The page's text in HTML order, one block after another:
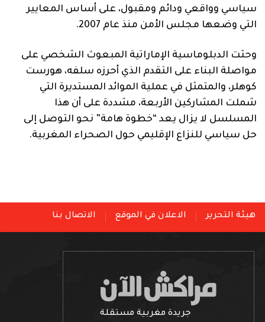
سياسي وواقعي ودائم ومقبول، على أساس المعايير
التي وضعها مجلس الأمن منذ عام 2007.
وحثت الدبلوماسية الإماراتية المبعوث الشخصي على
مواصلة البناء على التقدم الذي أحرزه سلفه، هورست
كوهلر، والمتمثل في عملية الموائد المستديرة التي
شملت المشاركين الأربعة، مشددة على أن هذا
المسلسل لا يزال يعد “خطوة هامة” نحو التوصل إلى
حل سياسي للنزاع الإقليمي حول الصحراء المغربية.
هيئة التحرير الاعلان في الموقع الاتصال بنا
جريدة مغربية مستقلة